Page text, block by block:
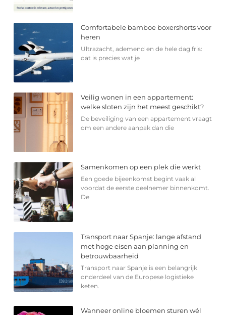
Comfortabele bamboe boxershorts voor
heren
Ultrazacht, ademend en de hele dag fris:
dat is precies wat je
Veilig wonen in een appartement:
welke sloten zijn het meest geschikt?
De beveiliging van een appartement vraagt
om een andere aanpak dan die
Samenkomen op een plek die werkt
Een goede bijeenkomst begint vaak al
voordat de eerste deelnemer binnenkomt.
De
Transport naar Spanje: lange afstand
met hoge eisen aan planning en
betrouwbaarheid
Transport naar Spanje is een belangrijk
onderdeel van de Europese logistieke
keten.
Wanneer online bloemen sturen wél